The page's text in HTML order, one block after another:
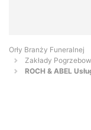
Orły Branży Funeralnej
Zakłady
ROCH & ABEL